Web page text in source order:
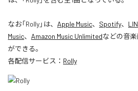
なお「Rolly」は、 Apple Music、 Spotify、
Music、 Amazon Music Unlimitedなどの音
ができる。
各配信サービス： Rolly